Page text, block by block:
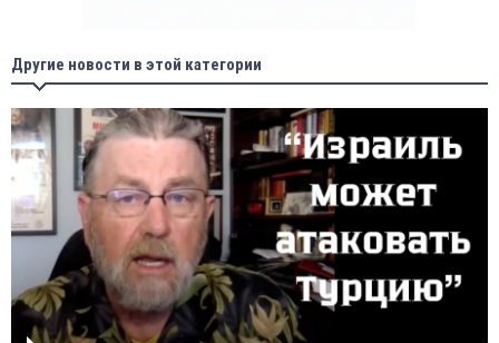
Другие новости в этой категории